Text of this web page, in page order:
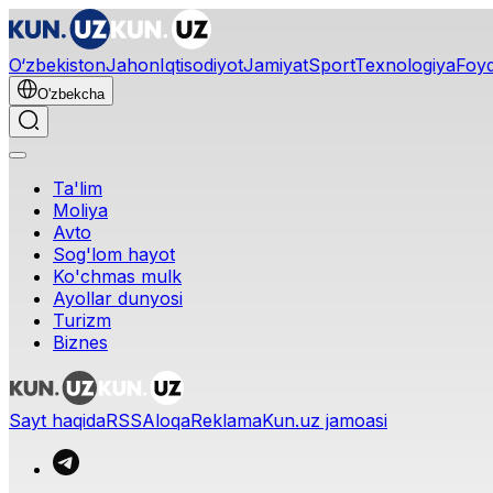
O‘zbekistonJahonIqtisodiyotJamiyatSportTexnologiya
O'zbekcha
Ta'lim
Moliya
Avto
Sog'lom hayot
Ko'chmas mulk
Ayollar dunyosi
Turizm
Biznes
Sayt haqidaRSSAloqaReklamaKun.uz jamoasi